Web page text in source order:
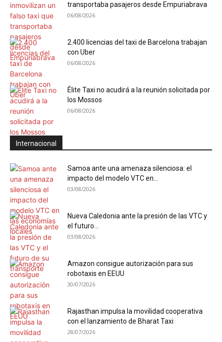
transportaba pasajeros desde Empuriabrava
06/08/2026
2.400 licencias del taxi de Barcelona trabajan
con Uber
06/08/2026
Élite Taxi no acudirá a la reunión solicitada por
los Mossos
06/08/2026
Internacional
Samoa ante una amenaza silenciosa: el
impacto del modelo VTC en...
03/08/2026
Nueva Caledonia ante la presión de las VTC y
el futuro...
03/08/2026
Amazon consigue autorización para sus
robotaxis en EEUU
30/07/2026
Rajasthan impulsa la movilidad cooperativa
con el lanzamiento de Bharat Taxi
28/07/2026